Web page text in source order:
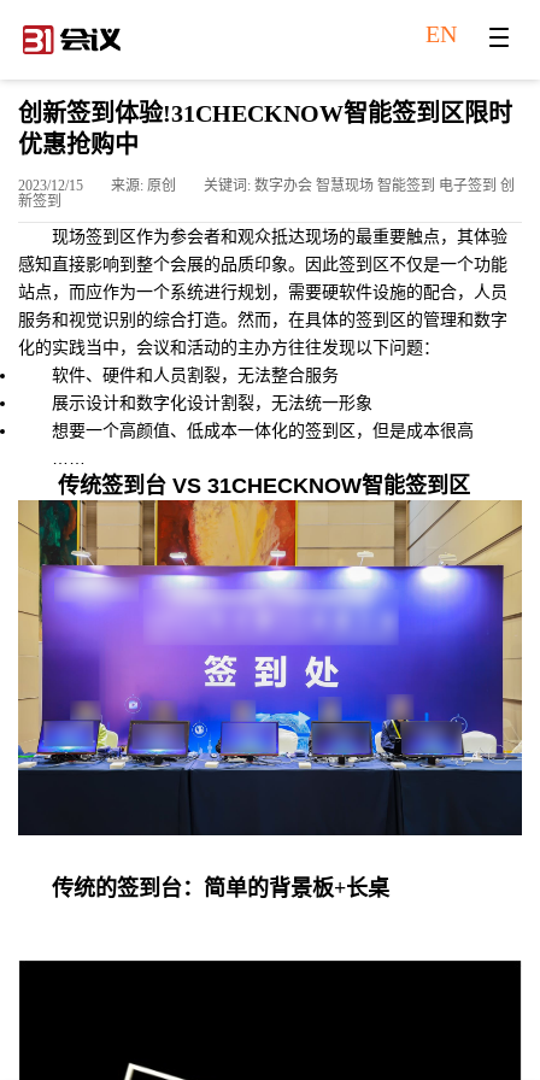
EN
创新签到体验!31CHECKNOW智能签到区限时
优惠抢购中
2023/12/15 来源: 原创
关键词: 数字办会 智慧现场 智能签到 电子签到 创
新签到
现场签到区作为参会者和观众抵达现场的最重要触点，其体验
感知直接影响到整个会展的品质印象。因此签到区不仅是一个功能
站点，而应作为一个系统进行规划，需要硬软件设施的配合，人员
服务和视觉识别的综合打造。然而，在具体的签到区的管理和数字
化的实践当中，会议和活动的主办方往往发现以下问题：
软件、硬件和人员割裂，无法整合服务
展示设计和数字化设计割裂，无法统一形象
想要一个高颜值、低成本一体化的签到区，但是成本很高
传统签到台 VS 31CHECKNOW智能签到区
传统的签到台：简单的背景板+长桌